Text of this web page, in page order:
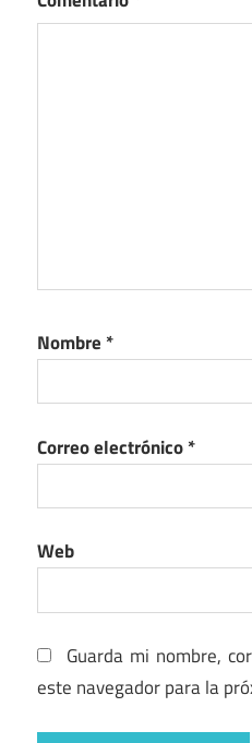
Nombre *
Correo electrónico*
Web
Guarda mi nombre,
este navegador para la